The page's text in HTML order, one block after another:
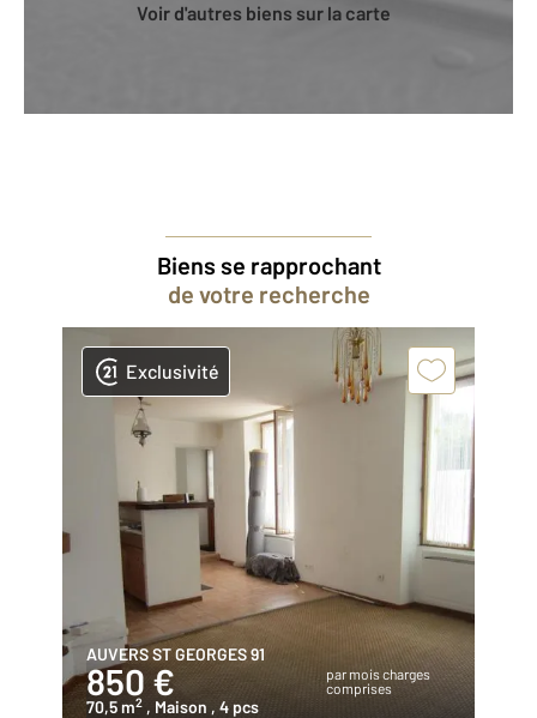
Voir d'autres biens sur la carte
Biens se rapprochant
de votre recherche
Exclusivité
AUVERS ST GEORGES 91
850 €
par mois charges
comprises
70,5 m2 , Maison , 4 pcs